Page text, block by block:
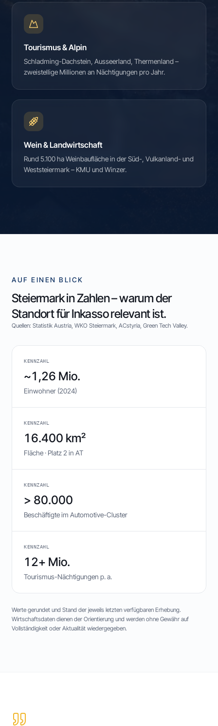
Tourismus & Alpin
Schladming-Dachstein, Ausseerland, Thermenland –
zweistellige Millionen an Nächtigungen pro Jahr.
Wein & Landwirtschaft
Rund 5.100 ha Weinbaufläche in der Süd-, Vulkanland- und
Weststeiermark – KMU und Winzer.
AUF EINEN BLICK
Steiermark in Zahlen – warum der
Standort für Inkasso relevant ist.
Quellen: Statistik Austria, WKO Steiermark, ACstyria, Green Tech Valley.
KENNZAHL
~1,26 Mio.
Einwohner (2024)
KENNZAHL
16.400 km²
Fläche · Platz 2 in AT
KENNZAHL
> 80.000
Beschäftigte im Automotive-Cluster
KENNZAHL
12+ Mio.
Tourismus-Nächtigungen p. a.
Werte gerundet und Stand der jeweils letzten verfügbaren Erhebung.
Wirtschaftsdaten dienen der Orientierung und werden ohne Gewähr auf
Vollständigkeit oder Aktualität wiedergegeben.